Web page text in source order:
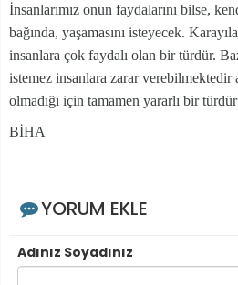
İnsanlarımız onun faydalarını bilse,
bağında, yaşamasını isteyecek.
insanlara çok faydalı olan bir türdür.
istemez insanlara zarar verebilmektedir
olmadığı için tamamen yararlı bir
BİHA
YORUM EKLE
Adınız Soyadınız